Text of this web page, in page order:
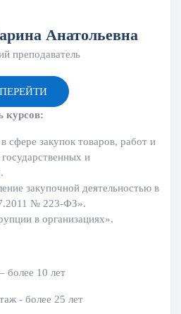
Анатольевна
преподаватель
ПЕРЕЙТИ
курсов:
сфере закупок товаров, работ и
и
закупочной деятельностью в
№ 223-ФЗ».
в организациях».
более 10 лет
- более 25 лет